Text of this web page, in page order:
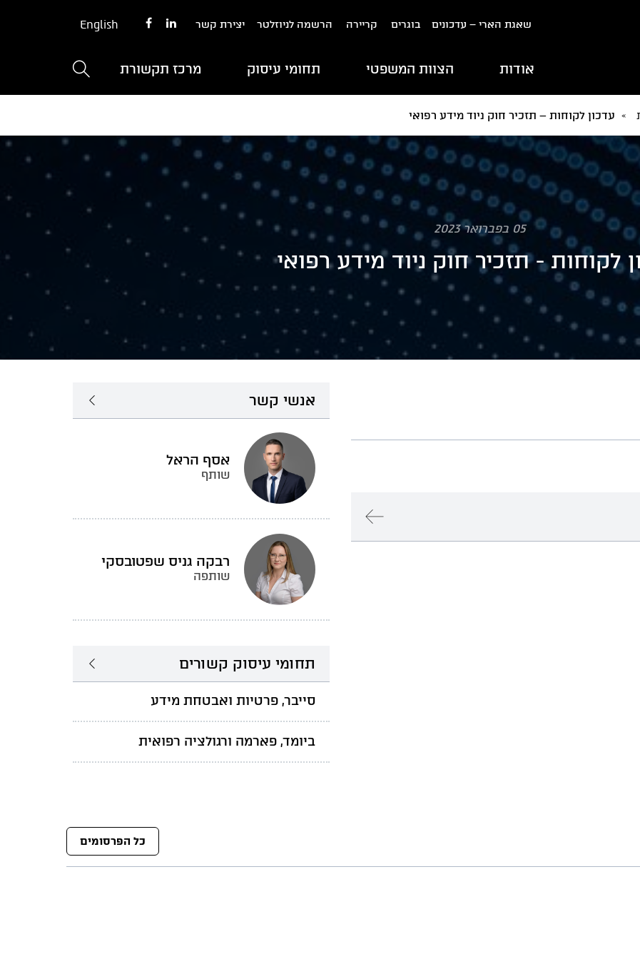
שאגת הארי – עדכונים בוגרים קריירה הרשמה לניוזלטר יצירת קשר English
אודות הצוות המשפטי תחומי עיסוק מרכז תקשורת
» עדכון לקוחות – תזכיר חוק ניוד מידע רפואי
05 בפברואר 2023
לקוחות - תזכיר חוק ניוד מידע רפואי
אנשי קשר
אסף הראל
שותף
רבקה גניס שפטובסקי
שותפה
תחומי עיסוק קשורים
סייבר, פרטיות ואבטחת מידע
ביומד, פארמה ורגולציה רפואית
כל הפרסומים